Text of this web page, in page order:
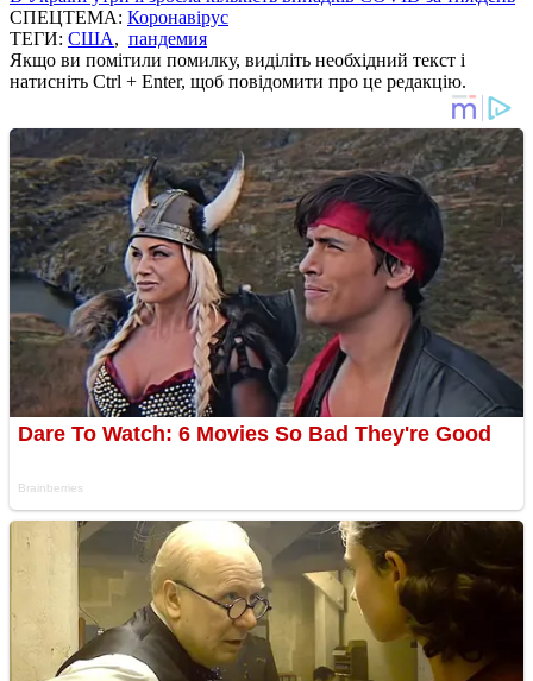
СПЕЦТЕМА: Коронавірус
ТЕГИ: США, пандемия
Якщо ви помітили помилку, виділіть необхідний текст і
натисніть Ctrl + Enter, щоб повідомити про це редакцію.